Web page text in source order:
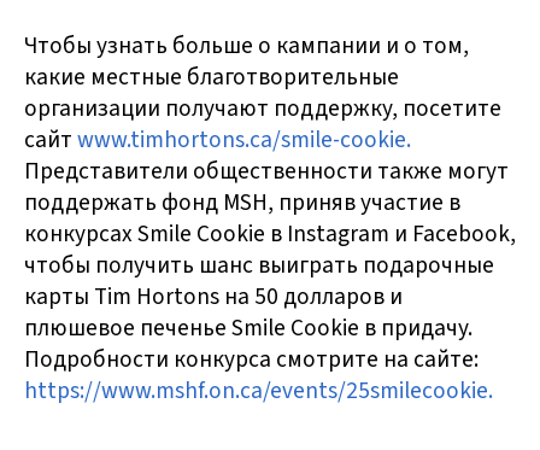
Чтобы узнать больше о кампании и о том,
какие местные благотворительные
организации получают поддержку, посетите
сайтwww.timhortons.ca/smile-cookie.
Представители общественности также могут
поддержать фонд MSH, приняв участие в
конкурсах Smile Cookie в Instagram и Facebook,
чтобы получить шанс выиграть подарочные
карты Tim Hortons на 50 долларов и
плюшевое печенье Smile Cookie в придачу.
Подробности конкурса смотрите на сайте:
https://www.mshf.on.ca/events/25smilecookie.